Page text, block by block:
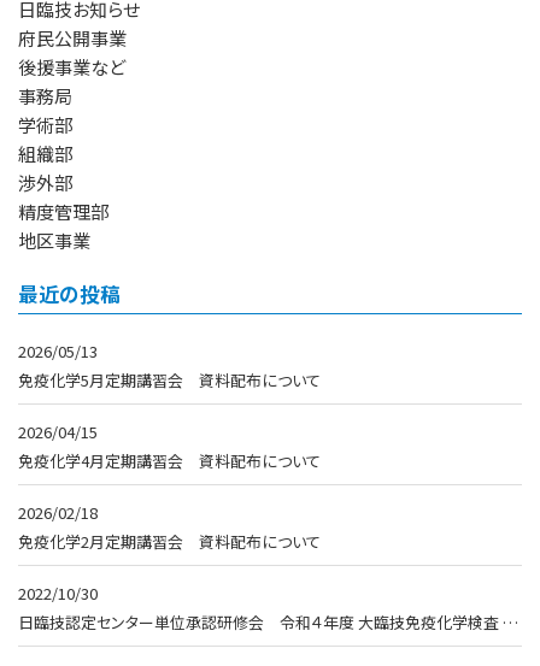
日臨技お知らせ
府民公開事業
後援事業など
事務局
学術部
組織部
渉外部
精度管理部
地区事業
最近の投稿
2026/05/13
免疫化学5月定期講習会 資料配布について
2026/04/15
免疫化学4月定期講習会 資料配布について
2026/02/18
免疫化学2月定期講習会 資料配布について
2022/10/30
日臨技認定センター単位承認研修会 令和４年度 大臨技免疫化学検査 …